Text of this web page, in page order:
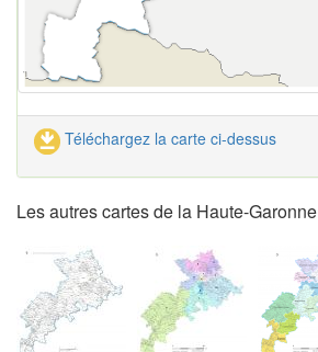
Téléchargez la carte ci-dessus
Les autres cartes de la Haute-Garonne